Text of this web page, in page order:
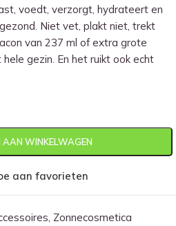
voedt, verzorgt, hydrateert en
Niet vet, plakt niet, trekt
van 237 ml of extra grote
gezin. En het ruikt ook echt
AAN WINKELWAGEN
aan favorieten
, Zonnecosmetica